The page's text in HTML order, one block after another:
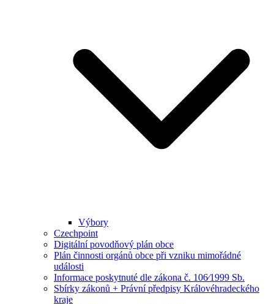
Výbory
Czechpoint
Digitální povodňový plán obce
Plán činnosti orgánů obce při vzniku mimořádné
události
Informace poskytnuté dle zákona č. 106⁄1999 Sb.
Sbírky zákonů + Právní předpisy Královéhradeckého
kraje